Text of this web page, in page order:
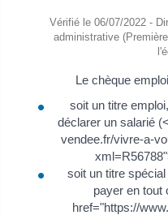
Vérifié le 06/07/2022 -
administrative
Le chèque
soit un titre
déclarer un salarié
vendee.fr/vivre-a-
soit un titre
payer en tout
href="https://